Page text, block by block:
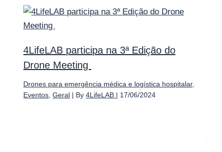
4LifeLAB participa na 3ª Edição do
Drone Meeting
Drones para emergência médica e logística hospitalar,
Eventos ,Geral | By4LifeLAB | 17/06/2024